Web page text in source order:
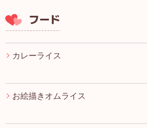
フード
カレーライス
お絵描きオムライス